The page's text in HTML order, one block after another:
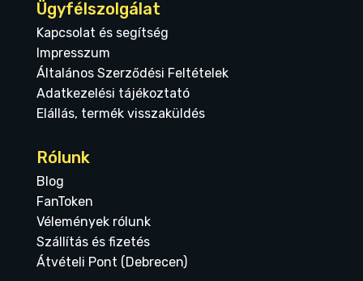
Ügyfélszolgálat
Kapcsolat és segítség
Impresszum
Általános Szerződési Feltételek
Adatkezelési tájékoztató
Elállás, termék visszaküldés
Rólunk
Blog
FanToken
Vélemények rólunk
Szállítás és fizetés
Átvételi Pont (Debrecen)